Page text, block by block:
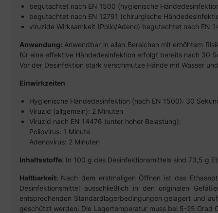
begutachtet nach EN 1500 (hygienische
begutachtet nach EN 12791 (chirurgische
viruzide Wirksamkeit (Polio/Adeno) begutachtet nach EN
Anwendung: Anwendbar in allen Bereichen mit erhöhtem
für eine effektive Händedesinfektion erfolgt bereits nach 30
Vor der Desinfektion stark verschmutze Hände mit Wasser
Einwirkzeiten
Hygienische Händedesinfektion (nach EN 1500): 30
Viruzid (allgemein): 2 Minuten
Viruzid nach EN 14476 (unter hoher Belastung):
Poliovirus: 1 Minute
Adenovirus: 2 Minuten
Inhaltsstoffe: In 100 g des Desinfektionsmittels sind 73,5 g
Haltbarkeit: Nach dem erstmaligen Öffnen ist das
Desinfektionsmittel ausschließlich in den originalen
entsprechenden Standardlagerbedingungen gelagert und
geschützt werden. Die Lagertemperatur muss bei 5-25 Grad